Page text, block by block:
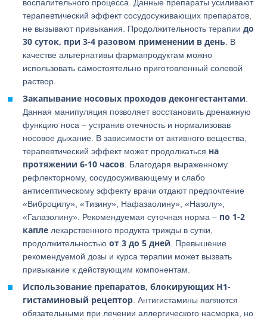
воспалительного процесса. Данные препараты усиливают
терапевтический эффект сосудосуживающих препаратов,
не вызывают привыкания. Продолжительность терапиидо
30 суток, при 3-4 разовом применении в день . В
качестве альтернативы фармапродуктам можно
использовать самостоятельно приготовленный солевой
раствор.
Закапывание носовых проходов деконгестантами
Данная манипуляция позволяет восстановить дренажную
функцию носа – устранив отечность и нормализовав
носовое дыхание. В зависимости от активного вещества,
терапевтический эффект может продолжаться на
протяжении 6-10 часов . Благодаря выраженному
рефлекторному, сосудосуживающему и слабо
антисептическому эффекту врачи отдают предпочтение
«Виброцилу», «Тизину», Нафазаолину», «Назолу»,
«Галазолину». Рекомендуемая суточная норма – по 1-2
капле лекарственного продукта трижды в сутки,
продолжительностьюот 3 до 5 дней . Превышение
рекомендуемой дозы и курса терапии может вызвать
привыкание к действующим компонентам.
Использование препаратов, блокирующих H1-
гистаминовый рецептор . Антигистамины являются
обязательными при лечении аллергического насморка, но